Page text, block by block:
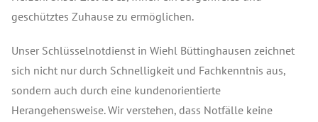
geschütztes Zuhause zu ermöglichen.
Unser Schlüsselnotdienst in Wiehl Büttinghausen zeichnet
sich nicht nur durch Schnelligkeit und Fachkenntnis aus,
sondern auch durch eine kundenorientierte
Herangehensweise. Wir verstehen, dass Notfälle keine